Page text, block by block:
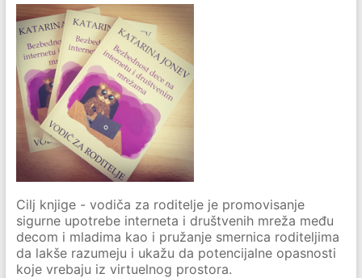
Cilj knjige - vodiča za roditelje je promovisanje
sigurne upotrebe interneta i društvenih mreža među
decom i mladima kao i pružanje smernica roditeljima
da lakše razumeju i ukažu da potencijalne opasnosti
koje vrebaju iz virtuelnog prostora.